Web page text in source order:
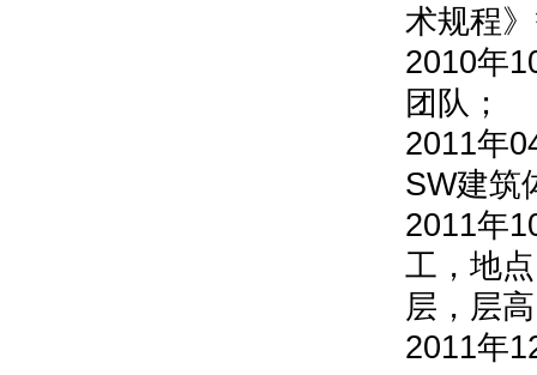
术规程
2010年
团队；
2011年
SW建筑
2011年
工，地
层，层
2011年